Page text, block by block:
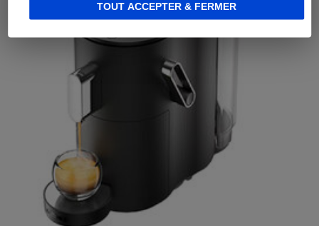
TOUT ACCEPTER & FERMER